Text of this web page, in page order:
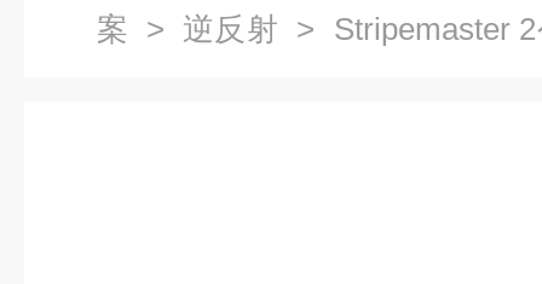
案 > 逆反射 > Stripemaster